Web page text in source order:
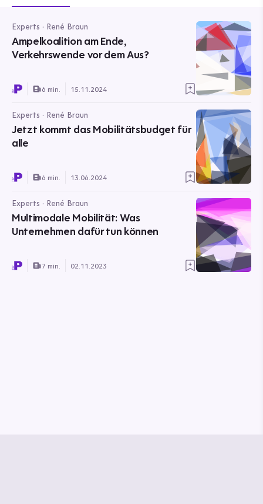
Experts · René Braun
Ampelkoalition am Ende,
Verkehrswende vor dem Aus?
6 min. 15.11.2024
Experts · René Braun
Jetzt kommt das Mobilitätsbudget für
alle
6 min. 13.06.2024
Experts · René Braun
Multimodale Mobilität: Was
Unternehmen dafür tun können
7 min. 02.11.2023